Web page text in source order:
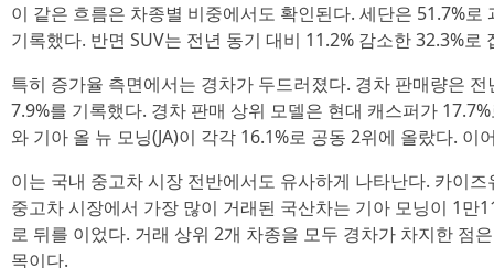
이 같은 흐름은 차종별 비중에서도 확인된다. 세단은 51.7%
기록했다. 반면 SUV는 전년 동기 대비 11.2% 감소한 32.3%로
특히 증가율 측면에서는 경차가 두드러졌다. 경차 판매량은
7.9%를 기록했다. 경차 판매 상위 모델은 현대 캐스퍼가
와 기아 올 뉴 모닝(JA)이 각각 16.1%로 공동 2위에 올랐다. 이
이는 국내 중고차 시장 전반에서도 유사하게 나타난다. 카이
중고차 시장에서 가장 많이 거래된 국산차는 기아 모닝이 1만
로 뒤를 이었다. 거래 상위 2개 차종을 모두 경차가 차지한 점
목이다.